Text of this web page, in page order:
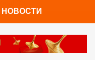
НОВОСТИ